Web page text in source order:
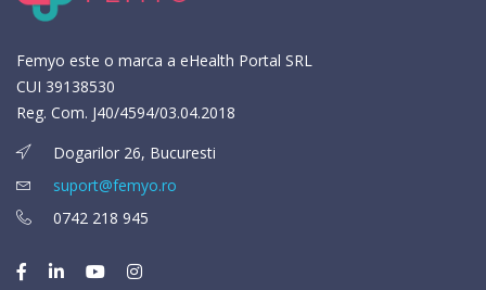
Femyo este o marca a eHealth Portal SRL
CUI 39138530
Reg. Com. J40/4594/03.04.2018
Dogarilor 26, Bucuresti
suport@femyo.ro
0742 218 945